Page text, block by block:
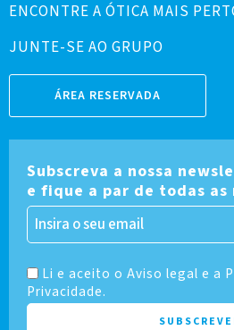
ENCONTRE A ÓTICA MAIS
JUNTE-SE AO GRUPO
ÁREA RESERVADA
Subscreva a nossa
e fique a par de todas as
Li e aceito o Aviso legal e a
Privacidade.